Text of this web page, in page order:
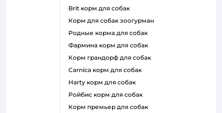
brit корм для собак
корм для собак зоогурман
родные корма для собак
фармина корм для собак
корм грандорф для собак
carnica корм для собак
harty корм для собак
ройбис корм для собак
корм премьер для собак